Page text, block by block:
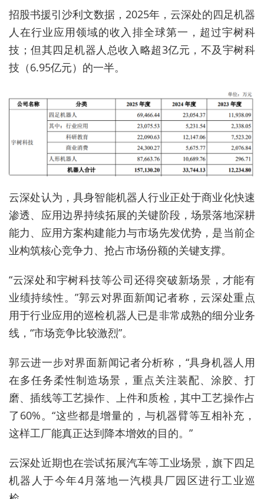
招股书援引沙利文数据，2025年，云深处的四足机器
人在行业应用领域的收入排全球第一，超过宇树科
技；但其四足机器人总收入略超3亿元，不及宇树科
技（6.95亿元）的一半。
云深处认为，具身智能机器人行业正处于商业化快速
渗透、应用边界持续拓展的关键阶段，场景落地深耕
能力、应用方案构建能力与市场先发优势，是当前企
业构筑核心竞争力、抢占市场份额的关键支撑。
“云深处和宇树科技等公司还得突破新场景，才能有
业绩持续性。”郭云对界面新闻记者称，云深处重点
用于行业应用的巡检机器人已是非常成熟的细分业务
线，“市场竞争比较激烈”。
郭云进一步对界面新闻记者分析称，“具身机器人用
在多任务柔性制造场景，重点关注装配、涂胶、打
磨、插线等工艺操作、上件和质检，其中工艺操作占
了60%。“这些都是增量的，与机器臂等互相补充，
这样工厂能真正达到降本增效的目的。”
云深处近期也在尝试拓展汽车等工业场景，旗下四足
机器人于今年4月落地一汽模具厂园区进行工业巡